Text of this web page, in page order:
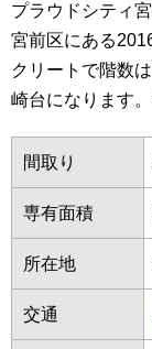
プラウドシティ
宮前区にある
クリートで階数
崎台になります
間取り
専有面積
所在地
交通